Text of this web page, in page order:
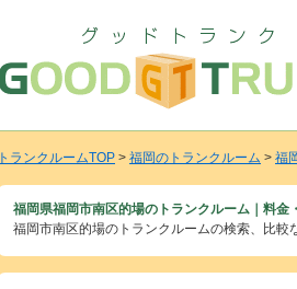
トランクルームTOP > 福岡のトランクルーム > 福
福岡県福岡市南区的場のトランクルーム｜料金
福岡市南区的場のトランクルームの検索、比較